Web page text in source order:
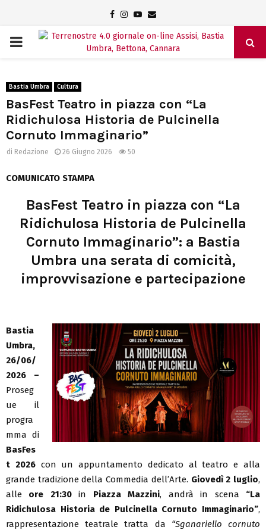
Facebook
Instagram
Youtube
Email
PRIMARY
Bastia Umbra Cultura
BasFest Teatro in piazza con “La
Ridichulosa Historia de Pulcinella
Cornuto Immaginario”
di Redazione 26 Giugno 2026 50
COMUNICATO STAMPA
BasFest Teatro in piazza con “La
Ridichulosa Historia de Pulcinella
Cornuto Immaginario”: a Bastia
Umbra una serata di comicità,
improvvisazione e partecipazione
Bastia
Umbra,
26/06/
2026 –
Proseg
ue il
progra
mma di
BasFes
t 2026con un appuntamento dedicato al teatro e alla
grande tradizione della Commedia dell’Arte. Giovedì 2 luglio,
alle ore 21:30in Piazza Mazzini, andrà in scena “La
Ridichulosa Historia de Pulcinella Cornuto Immaginario”,
rappresentazione teatrale tratta da “Sganariello cornuto